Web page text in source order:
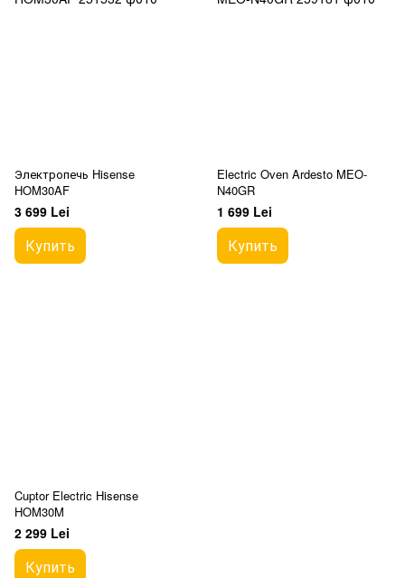
Электропечь Hisense
HOM30AF
3 699 Lei
Купить
Electric Oven Ardesto MEO-
N40GR
1 699 Lei
Купить
Cuptor Electric Hisense
HOM30M
2 299 Lei
Купить